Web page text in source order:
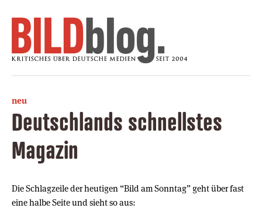
neu
Deutschlands schnellstes
Magazin
Die Schlagzeile der heutigen “Bild am Sonntag” geht über fast
eine halbe Seite und sieht so aus: